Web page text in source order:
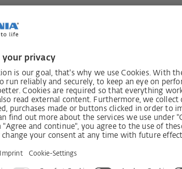
—